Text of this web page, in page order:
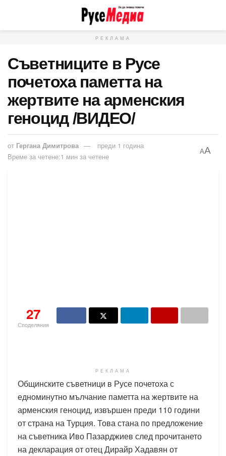
РЕКЛАМА
Съветниците в Русе
почетоха паметта на
жертвите на арменския
геноцид /ВИДЕО/
от Гергана Димитрова
преди 1 година
Време за четене:1 мин за четене
AA
27
Споделяния
РЕКЛАМА
Общинските съветници в Русе почетоха с
едноминутно мълчание паметта на жертвите на
арменския геноцид, извършен преди 110 години
от страна на Турция. Това стана по предложение
на съветника Иво Пазарджиев след прочитането
на декларация от отец Дирайр Хадавян от